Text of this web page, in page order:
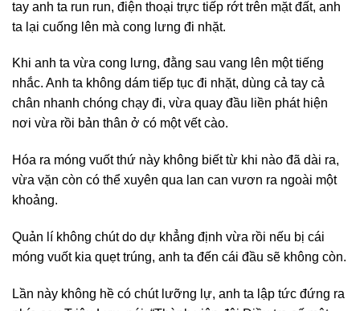
tay anh ta run run, điện thoại trực tiếp rớt trên mặt đất, anh
ta lại cuống lên mà cong lưng đi nhặt.
Khi anh ta vừa cong lưng, đằng sau vang lên một tiếng
nhắc. Anh ta không dám tiếp tục đi nhặt, dùng cả tay cả
chân nhanh chóng chạy đi, vừa quay đầu liền phát hiện
nơi vừa rồi bản thân ở có một vết cào.
Hóa ra móng vuốt thứ này không biết từ khi nào đã dài ra,
vừa vặn còn có thể xuyên qua lan can vươn ra ngoài một
khoảng.
Quản lí không chút do dự khẳng định vừa rồi nếu bị cái
móng vuốt kia quẹt trúng, anh ta đến cái đầu sẽ không còn.
Lần này không hề có chút lưỡng lự, anh ta lập tức đứng ra